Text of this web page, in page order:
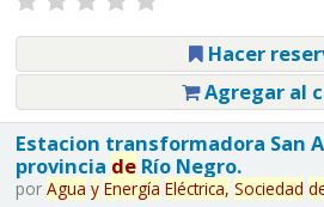
Hacer
Agregar al
Estacion transformadora San
provincia deRío Negro.
por Agua y Energía Eléctrica, Sociedad